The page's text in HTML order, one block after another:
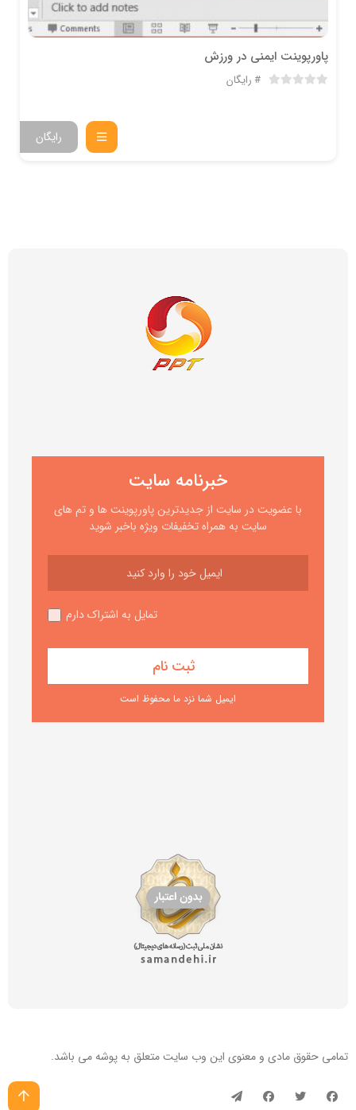
پاورپوینت ایمنی در ورزش
رایگان
رایگان
خبرنامه سایت
با عضویت در سایت از جدیدترین پاورپوینت ها و تم های
سایت به همراه تخفیفات ویژه باخبر شوید
تمایل به اشتراک دارم
ایمیل شما نزد ما محفوظ است
تمامی حقوق مادی و معنوی این وب سایتمتعلق به پوشه می باشد.